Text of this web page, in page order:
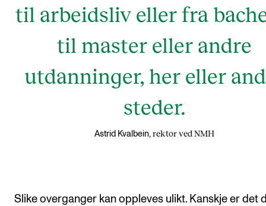
til arbeidsliv eller fra
til master eller andre
utdanninger, her eller
steder.
Astrid Kvalbein, rektor ved NMH
Slike overganger kan oppleves ulikt. Kanskje er det